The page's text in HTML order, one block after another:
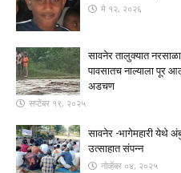
मे १२, २०२६
सावनेर तालुक्यात
पावसातच नाल्याला पूर
अडचण
सप्टेंबर १९, २०२५
सावनेर -भागेमहारी येथे
उत्साहात संपन्न
नोव्हेंबर ०४, २०२५